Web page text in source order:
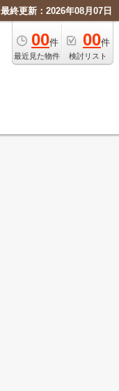
最終更新：2026年08月07日
00件
最近見た物件
00件
検討リスト